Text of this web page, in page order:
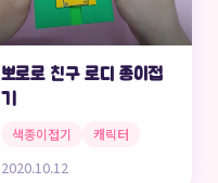
뽀로로 친구 로디 종이접
기
색종이접기 캐릭터
2020.10.12